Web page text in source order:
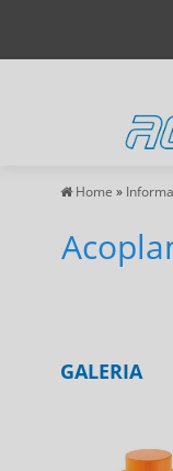
Home »
GALERIA